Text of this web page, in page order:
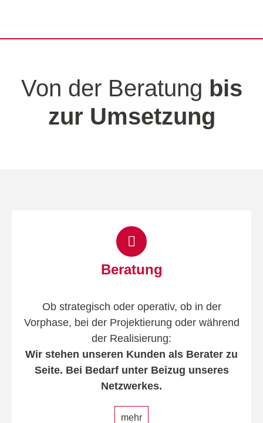
Von der Beratung bis
zur Umsetzung
Beratung
Ob strategisch oder operativ, ob in der
Vorphase, bei der Projektierung oder während
der Realisierung:
Wir stehen unseren Kunden als Berater zu
Seite. Bei Bedarf unter Beizug unseres
Netzwerkes.
mehr